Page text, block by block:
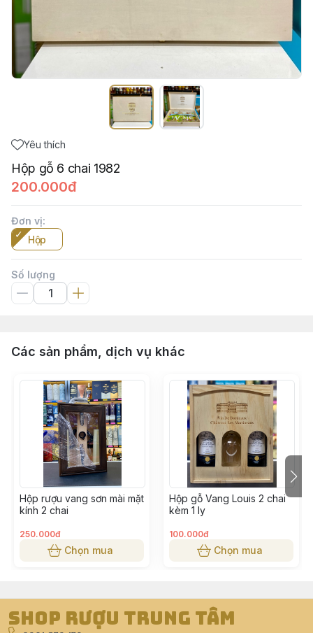
Yêu thích
Hộp gỗ 6 chai 1982
200.000đ
Đơn vị:
Hộp
Số lượng
Các sản phẩm, dịch vụ khác
Hộp rượu vang sơn mài mặt
kính 2 chai
250.000đ
Chọn mua
Hộp gỗ Vang Louis 2 chai
kèm 1 ly
100.000đ
Chọn mua
Shop Rượu Trung Tâm